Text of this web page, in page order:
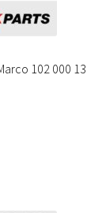
102 000 13